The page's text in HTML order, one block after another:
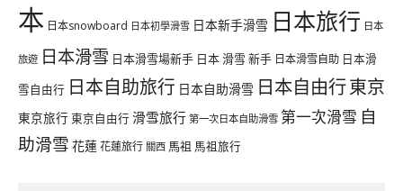
本 日本snowboard 日本初學滑雪 日本新手滑雪 日本旅行 日本
旅遊 日本滑雪 日本滑雪場新手 日本 滑雪 新手 日本滑雪自助 日本滑
雪自由行 日本自助旅行 日本自助滑雪 日本自由行東京
東京旅行 東京自由行 滑雪旅行 第一次日本自助滑雪 第一次滑雪 自
助滑雪 花蓮花蓮旅行 關西 馬祖 馬祖旅行